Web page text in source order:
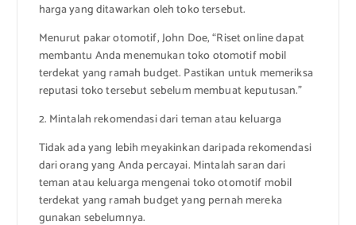
harga yang ditawarkan oleh toko tersebut.
Menurut pakar otomotif, John Doe, “Riset online dapat
membantu Anda menemukan toko otomotif mobil
terdekat yang ramah budget. Pastikan untuk memeriksa
reputasi toko tersebut sebelum membuat keputusan.”
2. Mintalah rekomendasi dari teman atau keluarga
Tidak ada yang lebih meyakinkan daripada rekomendasi
dari orang yang Anda percayai. Mintalah saran dari
teman atau keluarga mengenai toko otomotif mobil
terdekat yang ramah budget yang pernah mereka
gunakan sebelumnya.